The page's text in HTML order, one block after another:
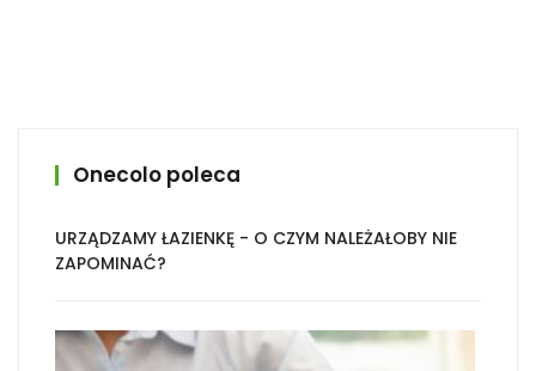
Onecolo poleca
URZĄDZAMY ŁAZIENKĘ - O CZYM NALEŻAŁOBY NIE
ZAPOMINAĆ?